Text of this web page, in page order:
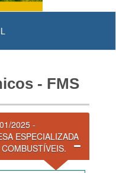
- FMS
2025 -
ESPECIALIZADA